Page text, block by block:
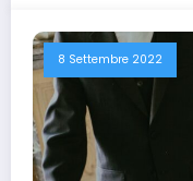
8 Settembre 2022